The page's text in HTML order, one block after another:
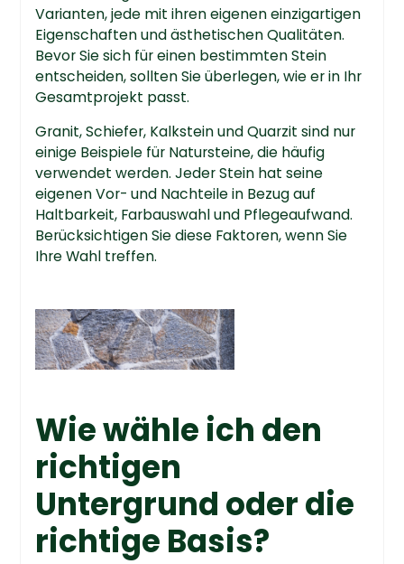
Varianten, jede mit ihren eigenen einzigartigen
Eigenschaften und ästhetischen Qualitäten.
Bevor Sie sich für einen bestimmten Stein
entscheiden, sollten Sie überlegen, wie er in Ihr
Gesamtprojekt passt.
Granit, Schiefer, Kalkstein und Quarzit sind nur
einige Beispiele für Natursteine, die häufig
verwendet werden. Jeder Stein hat seine
eigenen Vor- und Nachteile in Bezug auf
Haltbarkeit, Farbauswahl und Pflegeaufwand.
Berücksichtigen Sie diese Faktoren, wenn Sie
Ihre Wahl treffen.
Wie wähle ich den
richtigen
Untergrund oder die
richtige Basis?